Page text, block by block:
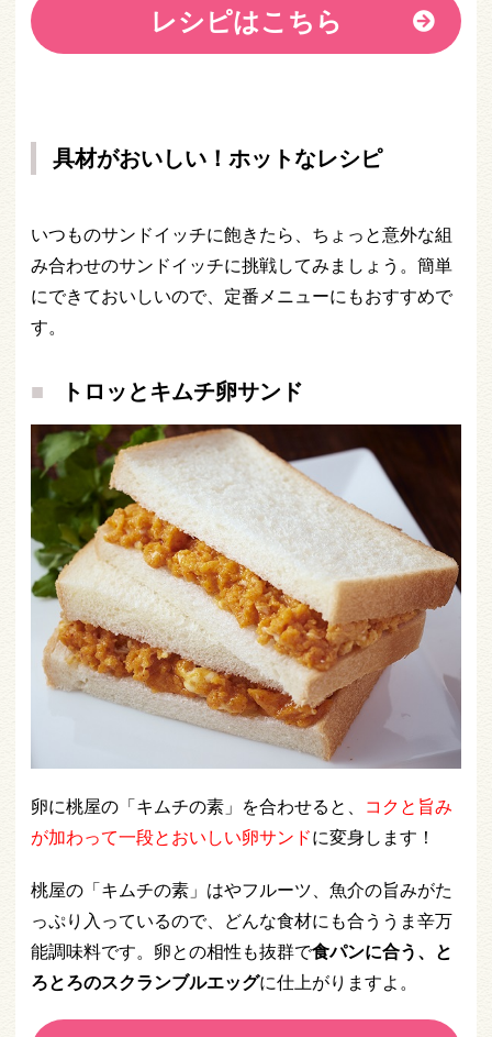
レシピはこちら
具材がおいしい！ホットなレシピ
いつものサンドイッチに飽きたら、ちょっと意外な組
み合わせのサンドイッチに挑戦してみましょう。簡単
にできておいしいので、定番メニューにもおすすめで
す。
トロッとキムチ卵サンド
卵に桃屋の「キムチの素」を合わせると、 コクと旨み
が加わって一段とおいしい卵サンドに変身します！
桃屋の「キムチの素」はやフルーツ、魚介の旨みがた
っぷり入っているので、どんな食材にも合ううま辛万
能調味料です。卵との相性も抜群で食パンに合う、と
ろとろのスクランブルエッグに仕上がりますよ。